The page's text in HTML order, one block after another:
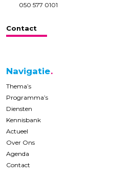
050 577 0101
Contact
Navigatie
Thema’s
Programma’s
Diensten
Kennisbank
Actueel
Over Ons
Agenda
Contact